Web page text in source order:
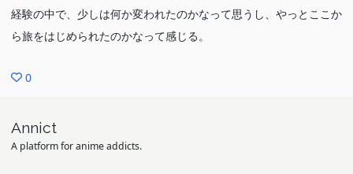
経験の中で、少しは何か変われたのかなって思うし、やっとここか
ら旅をはじめられたのかなって感じる。
0
Annict
A platform for anime addicts.